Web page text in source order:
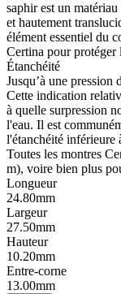
saphir est un
et hautement
élément essentiel du
Certina pour protéger
Étanchéité
Jusqu’à une pression
Cette indication
à quelle surpression
l'eau. Il est
l'étanchéité inférieure
Toutes les montres
m), voire bien plus
Longueur
24.80mm
Largeur
27.50mm
Hauteur
10.20mm
Entre-corne
13.00mm